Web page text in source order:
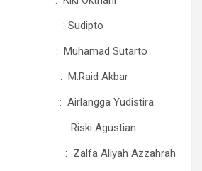
: Sudipto
: Muhamad Sutarto
: M.Raid Akbar
: Airlangga Yudistira
Riski Agustian
Aliyah Azzahrah